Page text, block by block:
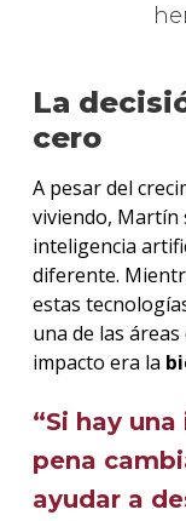
La
cero
A pesar del
viviendo, Martín
inteligencia
diferente.
estas
una de las
impacto era la
“Si hay
pena
ayudar a